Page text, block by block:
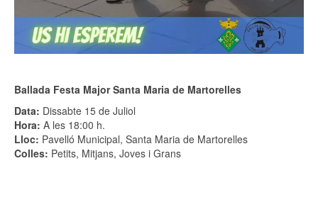
Ballada Festa Major Santa Maria de Martorelles
Data: Dissabte 15 de Juliol
Hora: A les 18:00 h.
Lloc: Pavelló Municipal, Santa Maria de Martorelles
Colles: Petits, Mitjans, Joves i Grans